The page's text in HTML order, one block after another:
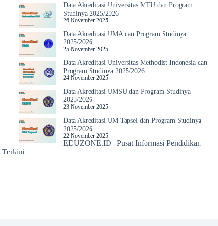
Data Akreditasi Universitas MTU dan Program
Studinya 2025/2026
26 November 2025
Data Akreditasi UMA dan Program Studinya
2025/2026
25 November 2025
Data Akreditasi Universitas Methodist Indonesia dan
Program Studinya 2025/2026
24 November 2025
Data Akreditasi UMSU dan Program Studinya
2025/2026
23 November 2025
Data Akreditasi UM Tapsel dan Program Studinya
2025/2026
22 November 2025
EDUZONE.ID | Pusat Informasi Pendidikan
Terkini